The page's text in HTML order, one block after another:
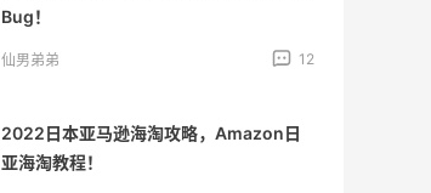
Bug！
仙男弟弟 12
2022日本亚马逊海淘攻略，Amazon日
亚海淘教程！